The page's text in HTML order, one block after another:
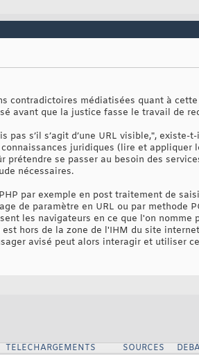
contradictoires médiatisées quant à
avant que la justice fasse le travail de
pas s’il s’agit d’une URL visible,",
juridiques (lire et
prétendre se passer au besoin des
nécessaires.
par exemple en post traitement de
de paramètre en URL ou par methode
les navigateurs en ce que l'on
hors de la zone de l'IHM du site
avisé peut alors interagir et utiliser
TELECHARGEMENTS SOURCES